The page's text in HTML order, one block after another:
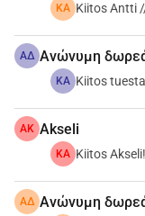
KA Kiitos Antti
ΑΔ Ανώνυμη
KA Kiitos
AK Akseli
KA Kiitos
ΑΔ Ανώνυμη